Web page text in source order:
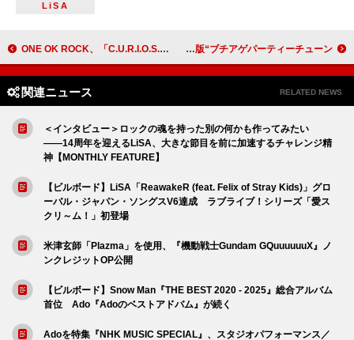
LiSA
ONE OK ROCK、「C.U.R.I.O.S.I.T.Y. feat. Paledusk and CHICO CARLITO」のMV本日公開 SUPER EIGHT、新曲「ブチ★I GOT IT」配信開始 令和版“ブチアゲパーティーチューン”
関連ニュース RELATED NEWS
＜インタビュー＞ロックの魂を持った別の何かも作ってみたい
――14周年を迎えるLiSA、大きな節目を前に加速するチャレンジ精
神【MONTHLY FEATURE】
【ビルボード】LiSA「ReawakeR (feat. Felix of Stray Kids)」グロ
ーバル・ジャパン・ソングスV6達成 ラブライブ！シリーズ「愛ス
クリ～ム！」初登場
米津玄師「Plazma」を使用、『機動戦士Gundam GQuuuuuuX』ノ
ンクレジットOP公開
【ビルボード】Snow Man『THE BEST 2020 - 2025』総合アルバム
首位 Ado『Adoのベストアドバム』が続く
Adoを特集『NHK MUSIC SPECIAL』、スタジオパフォーマンス／